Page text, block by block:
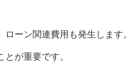
ーン関連費用も発生します。
が重要です。